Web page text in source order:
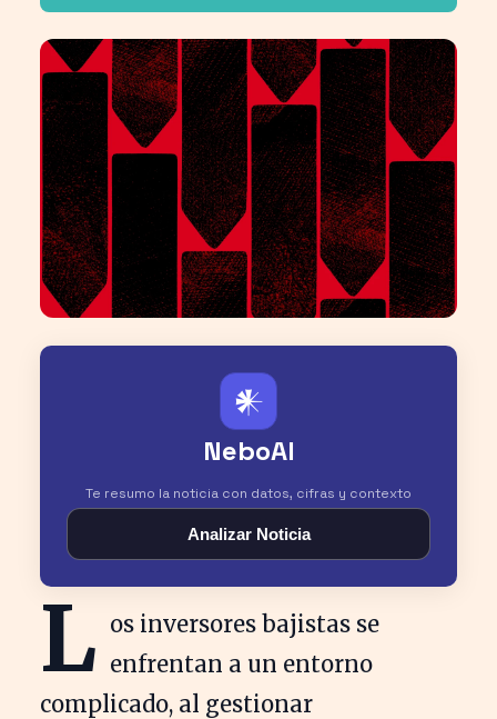
𒀭
NeboAI
Te resumo la noticia con datos, cifras y contexto
Analizar Noticia
L os inversores bajistas se
enfrentan a un entorno
complicado, al gestionar